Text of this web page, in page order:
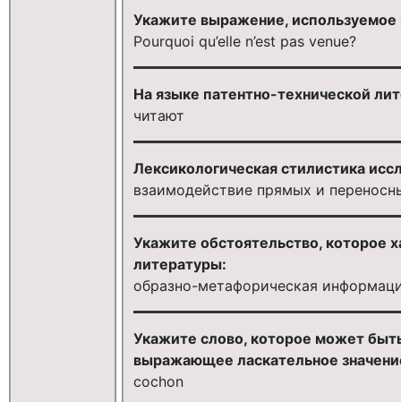
Укажите выражение, используемое
Pourquoi qu’elle n’est pas venue?
На языке патентно-технической
читают
Лексикологическая стилистика
взаимодействие прямых и
Укажите обстоятельство, которое
литературы:
образно-метафорическая
Укажите слово, которое может
выражающее ласкательное
cochon